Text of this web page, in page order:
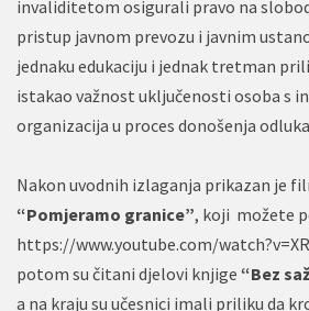
invaliditetom osigurali pravo na
pristup javnom prevozu i javnim
jednaku edukaciju i jednak tretman
istakao važnost uključenosti osoba s
organizacija u proces donošenja
Nakon uvodnih izlaganja prikazan je
“Pomjeramo granice”, koji možete
https://www.youtube.com/
potom su čitani djelovi knjige “Bez
a na kraju su učesnici imali priliku da